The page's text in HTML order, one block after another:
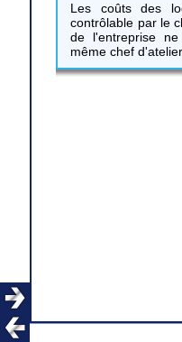
Les coûts des
contrôlable par le
de l'entreprise
même chef